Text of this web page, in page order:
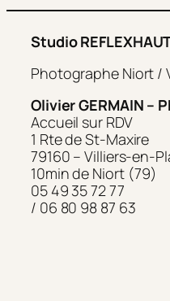
Studio
Photographe Niort /
Olivier GERMAIN –
Accueil sur RDV
1 Rte de St-Maxire
79160 – Villiers-en-
10min de Niort (79)
05 49 35 72 77
/ 06 80 98 87 63